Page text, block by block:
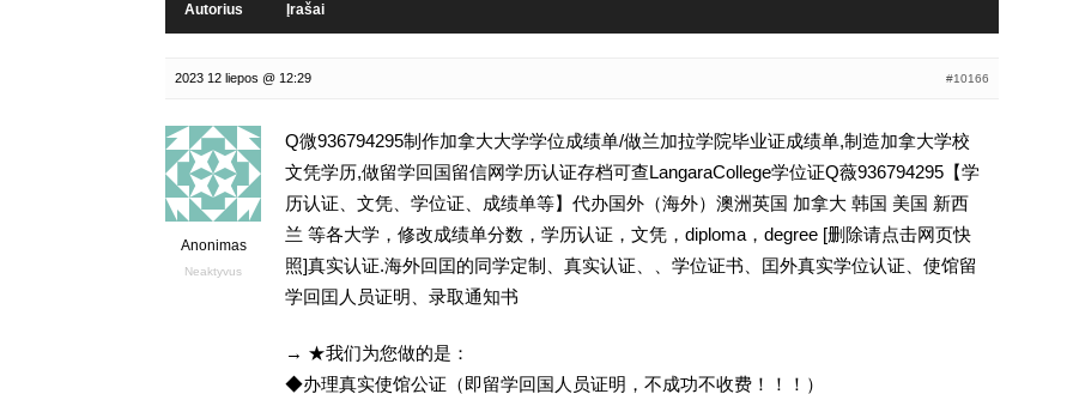
Autorius Įrašai
2023 12 liepos @ 12:29 #10166
Anonimas
Neaktyvus
Q微936794295制作加拿大大学学位成绩单/做兰加拉学院毕业证成绩单,制造加拿大学校
文凭学历,做留学回国留信网学历认证存档可查LangaraCollege学位证Q薇936794295【学
历认证、文凭、学位证、成绩单等】代办国外（海外）澳洲英国 加拿大 韩国 美国 新西
兰 等各大学，修改成绩单分数，学历认证，文凭，diploma，degree [删除请点击网页快
照]真实认证.海外回囯的同学定制、真实认证、、学位证书、囯外真实学位认证、使馆留
学回囯人员证明、录取通知书
→ ★我们为您做的是：
◆办理真实使馆公证（即留学回国人员证明，不成功不收费！！！）